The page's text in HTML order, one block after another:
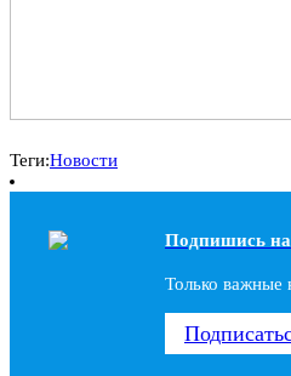
Теги:Новости
Подпишись на
Только важные